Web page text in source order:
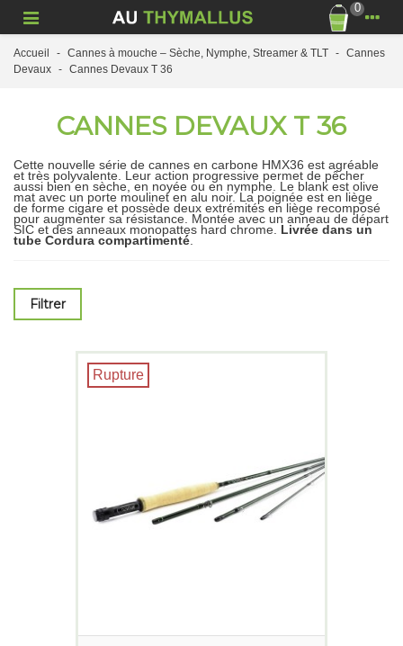
0
Accueil - Cannes à mouche – Sèche, Nymphe, Streamer & TLT - Cannes
Devaux - Cannes Devaux T 36
CANNES DEVAUX T 36
Cette nouvelle série de cannes en carbone HMX36 est agréable
et très polyvalente. Leur action progressive permet de pêcher
aussi bien en sèche, en noyée ou en nymphe. Le blank est olive
mat avec un porte moulinet en alu noir. La poignée est en liège
de forme cigare et possède deux extrémités en liège recomposé
pour augmenter sa résistance. Montée avec un anneau de départ
SIC et des anneaux monopattes hard chrome. Livrée dans un
tube Cordura compartimenté
Filtrer
Rupture